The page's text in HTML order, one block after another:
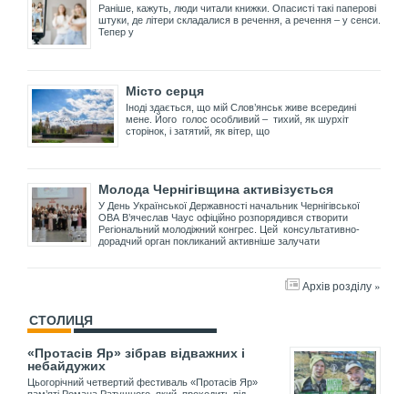
Раніше, кажуть, люди читали книжки. Опасисті такі паперові
штуки, де літери складалися в речення, а речення – у сенси.
Тепер у
Місто серця
Іноді здається, що мій Слов’янськ живе всередині
мене. Його голос особливий – тихий, як шурхіт
сторінок, і затятий, як вітер, що
Молода Чернігівщина активізується
У День Української Державності начальник Чернігівської
ОВА В’ячеслав Чаус офіційно розпорядився створити
Регіональний молодіжний конгрес. Цей консультативно-
дорадчий орган покликаний активніше залучати
Архів розділу »
СТОЛИЦЯ
«Протасів Яр» зібрав відважних і
небайдужих
Цьогорічний четвертий фестиваль «Протасів Яр»